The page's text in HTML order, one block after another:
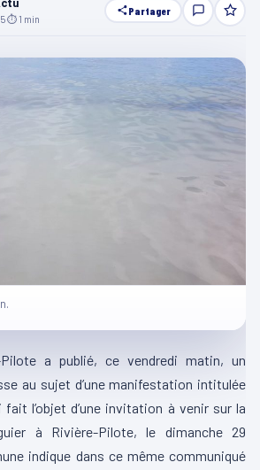
⏱ 1 min
Partager
a publié, ce vendredi matin, un
au sujet d’une manifestation intitulée
l’objet d’une invitation à venir sur la
à Rivière-Pilote, le dimanche 29
indique dans ce même communiqué